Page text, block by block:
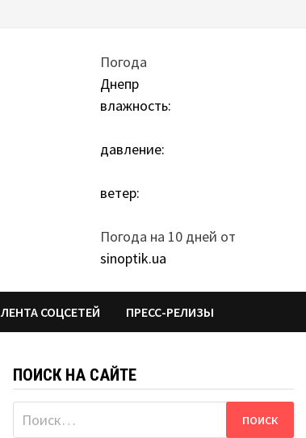
Погода
Днепр
влажность:
давление:
ветер:
Погода на 10 дней от
sinoptik.ua
ЛЕНТА СОЦСЕТЕЙ ПРЕСС-РЕЛИЗЫ
ПОИСК НА САЙТЕ
Найти: